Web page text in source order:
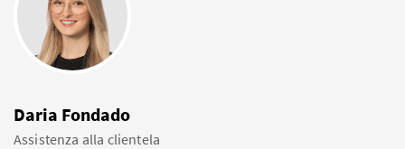
Daria Fondado
Assistenza alla clientela